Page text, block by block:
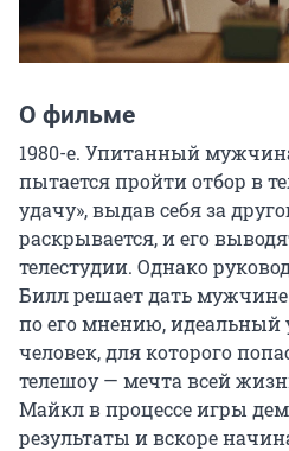
О фильме
1980-е. Упитанный
пытается пройти отбор в
удачу», выдав себя за
раскрывается, и его
телестудии. Однако
Билл решает дать
по его мнению,
человек, для которого
телешоу — мечта всей
Майкл в процессе игры
результаты и вскоре